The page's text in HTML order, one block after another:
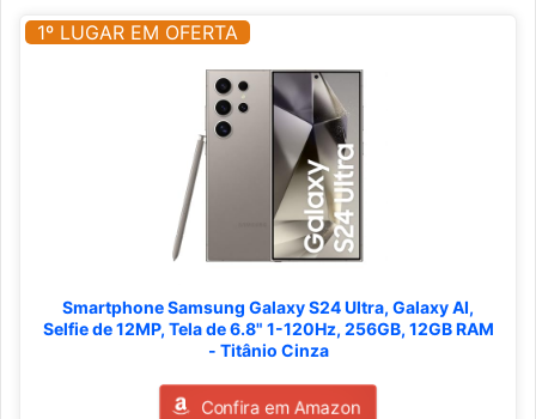
1º LUGAR EM OFERTA
Smartphone Samsung Galaxy S24 Ultra, Galaxy AI,
Selfie de 12MP, Tela de 6.8" 1-120Hz, 256GB, 12GB RAM
- Titânio Cinza
Confira em Amazon